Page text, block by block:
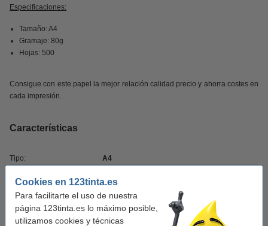
Cookies en 123tinta.es
Para facilitarte el uso de nuestra
página 123tinta.es lo máximo posible,
utilizamos cookies y técnicas
Especificaciones:
Tamaño: A4
Gramaje: 80g
Hojas: 500
Consigue con este papel la mejor relación calidad precio y ahorra costes en
cada impresión.
Características
Tipo: A4
Capacidad: 500 (80 g)
Productos recomendados